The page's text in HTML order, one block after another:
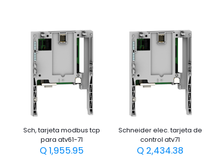
Sch, tarjeta modbus tcp
para atv61-71
Q 1,955.95
Schneider elec. tarjeta de
control atv71
Q 2,434.38